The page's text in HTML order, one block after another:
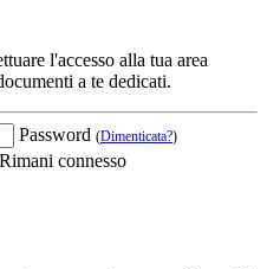
l'accesso alla tua area
a te dedicati.
Password (Dimenticata?)
Rimani connesso